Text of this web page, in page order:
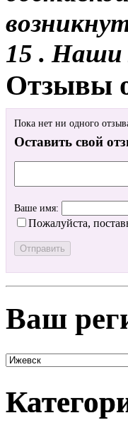
15 . Наши
Отзывы
Пока нет ни одного
Оставить свой
Ваше имя:
Пожалуйста,
Ваш